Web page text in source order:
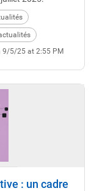
9/5/25 at 2:55 PM
: un cadre